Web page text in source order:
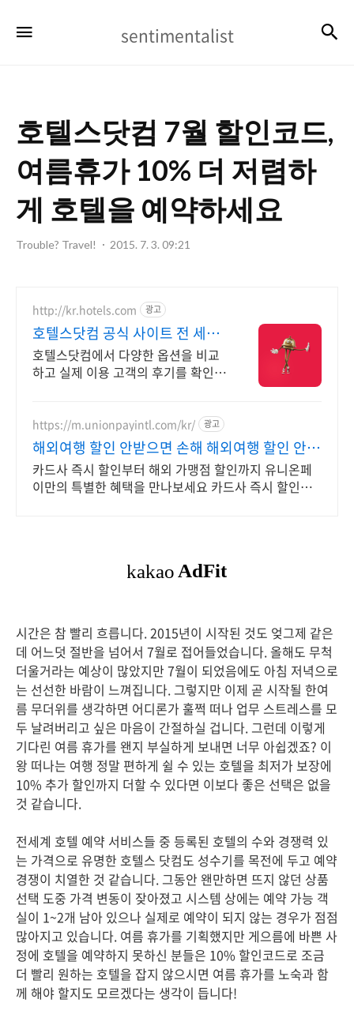
sentimentalist
호텔스닷컴 7월 할인코드,
여름휴가 10% 더 저렴하
게 호텔을 예약하세요
Trouble? Travel! 2015. 7. 3. 09:21
http://kr.hotels.com 광고
호텔스닷컴 공식 사이트 전 세계
20여개 통화 결제
호텔스닷컴에서 다양한 옵션을 비교
하고 실제 이용 고객의 후기를 확인해
요.
https://m.unionpayintl.com/kr/ 광고
해외여행 할인 안받으면 손해 해외여행 할인 안받
으면 손해
카드사 즉시 할인부터 해외 가맹점 할인까지 유니온페
이만의 특별한 혜택을 만나보세요 카드사 즉시 할인부
시간은 참 빨리 흐릅니다. 2015년이 시작된 것도 엊그제 같은
데 어느덧 절반을 넘어서 7월로 접어들었습니다. 올해도 무척
더울거라는 예상이 많았지만 7월이 되었음에도 아침 저녁으로
는 선선한 바람이 느껴집니다. 그렇지만 이제 곧 시작될 한여
름 무더위를 생각하면 어디론가 훌쩍 떠나 업무 스트레스를 모
두 날려버리고 싶은 마음이 간절하실 겁니다. 그런데 이렇게
기다린 여름 휴가를 왠지 부실하게 보내면 너무 아쉽겠죠? 이
왕 떠나는 여행 정말 편하게 쉴 수 있는 호텔을 최저가 보장에
10% 추가 할인까지 더할 수 있다면 이보다 좋은 선택은 없을
것 같습니다.
전세계 호텔 예약 서비스들 중 등록된 호텔의 수와 경쟁력 있
는 가격으로 유명한 호텔스 닷컴도 성수기를 목전에 두고 예약
경쟁이 치열한 것 같습니다. 그동안 왠만하면 뜨지 않던 상품
선택 도중 가격 변동이 잦아졌고 시스템 상에는 예약 가능 객
실이 1~2개 남아 있으나 실제로 예약이 되지 않는 경우가 점점
많아지고 있습니다. 여름 휴가를 기획했지만 게으름에 바쁜 사
정에 호텔을 예약하지 못하신 분들은 10% 할인코드로 조금
더 빨리 원하는 호텔을 잡지 않으시면 여름 휴가를 노숙과 함
께 해야 할지도 모르겠다는 생각이 듭니다!